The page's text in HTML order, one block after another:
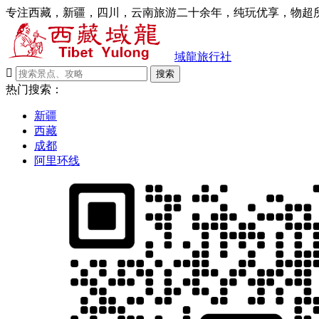
专注西藏，新疆，四川，云南旅游二十余年，纯玩优享，物超
域龍旅行社

搜索
热门搜索：
新疆
西藏
成都
阿里环线